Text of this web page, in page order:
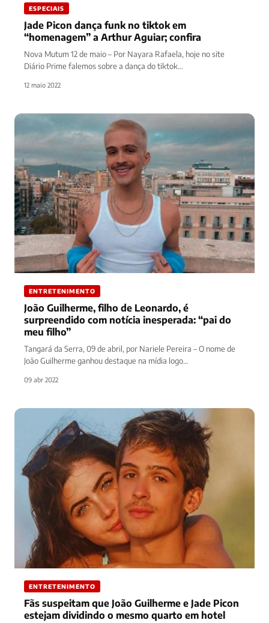
ESPECIAIS
Jade Picon dança funk no tiktok em
“homenagem” a Arthur Aguiar; confira
Nova Mutum 12 de maio – Por Nayara Rafaela, hoje no site
Diário Prime falemos sobre a dança do tiktok…
12 maio 2022
ENTRETENIMENTO
João Guilherme, filho de Leonardo, é
surpreendido com notícia inesperada: “pai do
meu filho”
Tangará da Serra, 09 de abril, por Nariele Pereira – O nome de
João Guilherme ganhou destaque na mídia logo…
09 abr 2022
ENTRETENIMENTO
Fãs suspeitam que João Guilherme e Jade Picon
estejam dividindo o mesmo quarto em hotel